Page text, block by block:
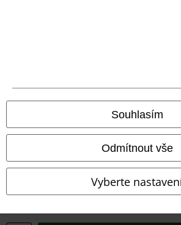
Souhlasím
Odmítnout vše
Vyberte
Všechny ceny jsou včetně DPH, bez
© 1986-2026 EMP Merchandising
Naše online obchody